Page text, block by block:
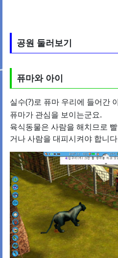
공원 둘러보기
퓨마와 아이
실수(?)로 퓨마 우리에 들어간
퓨마가 관심을 보이는군요.
육식동물은 사람을 해치므로
거나 사람을 대피시켜야 합니